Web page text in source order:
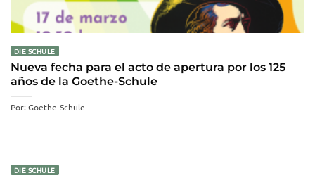
DIE SCHULE
Nueva fecha para el acto de apertura por los 125
años de la Goethe-Schule
Por: Goethe-Schule
DIE SCHULE